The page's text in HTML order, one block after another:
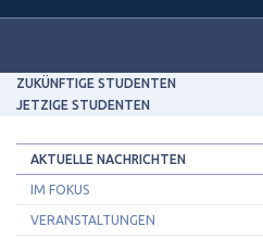
ZUKÜNFTIGE STUDENTEN
JETZIGE STUDENTEN
AKTUELLE NACHRICHTEN
IM FOKUS
VERANSTALTUNGEN